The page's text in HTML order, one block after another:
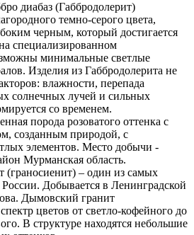
диабаз (Габбродолерит)
темно-серого цвета,
черным, который достигается
специализированном
минимальные светлые
Изделия из Габбродолерита не
влажности, перепада
солнечных лучей и сильных
со временем.
порода розоватого оттенка с
созданным природой, с
элементов. Место добычи -
Мурманская область.
(граносиенит) – один из самых
Добывается в Ленинградской
Дымовский гранит
цветов от светло-кофейного до
В структуре находятся небольшие